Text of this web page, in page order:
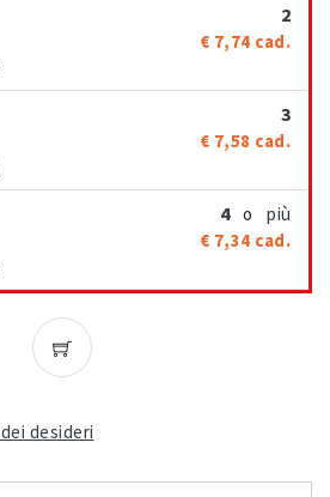
2
€ 7,74 cad.
3
€ 7,58 cad.
4 o più
€ 7,34 cad.
desideri